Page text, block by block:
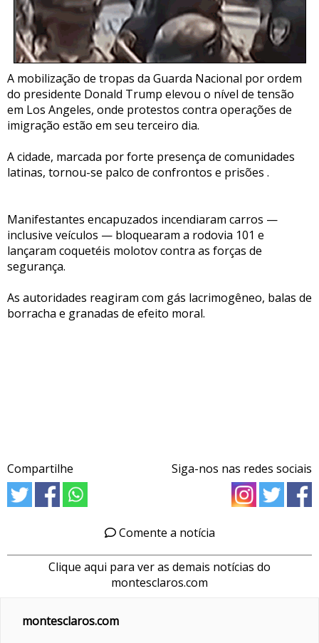
A mobilização de tropas da Guarda Nacional por ordem
do presidente Donald Trump elevou o nível de tensão
em Los Angeles, onde protestos contra operações de
imigração estão em seu terceiro dia.
A cidade, marcada por forte presença de comunidades
latinas, tornou-se palco de confrontos e prisões .
Manifestantes encapuzados incendiaram carros —
inclusive veículos — bloquearam a rodovia 101 e
lançaram coquetéis molotov contra as forças de
segurança.
As autoridades reagiram com gás lacrimogêneo, balas de
borracha e granadas de efeito moral.
Compartilhe Siga-nos nas redes sociais
Comente a notícia
Clique aqui para ver as demais notícias do
montesclaros.com
montesclaros.com